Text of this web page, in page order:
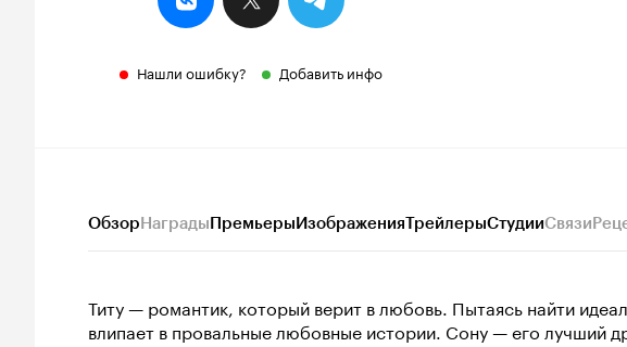
Нашли ошибку? Добавить инфо
ОбзорНаградыПремьерыИзображенияТрейлерыСтудииСвязи
Титу — романтик, который верит в любовь. Пытаясь найти
влипает в провальные любовные истории. Сону — его лучший